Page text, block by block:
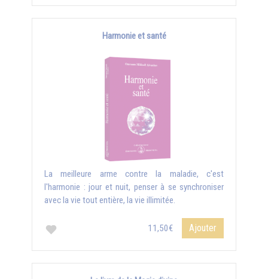
Harmonie et santé
La meilleure arme contre la maladie, c'est
l'harmonie : jour et nuit, penser à se synchroniser
avec la vie tout entière, la vie illimitée.
11,50€ Ajouter